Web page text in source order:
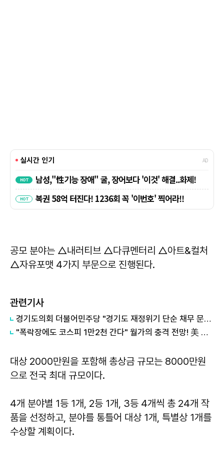
공모 분야는 △내러티브 △다큐멘터리 △아트&컬처
△자유포맷 4가지 부문으로 진행된다.
관련기사
경기도의회 더불어민주당 "경기도 재정위기 단순 채무 문제 아냐"...세수체계 개편 논의
"폭락장에도 코스피 1만2천 간다" 월가의 충격 전망! 美 반도체 15% 관세 폭탄·7조 빚 경기도 세수 전쟁까지
대상 2000만원을 포함해 총상금 규모는 8000만원
으로 전국 최대 규모이다.
4개 분야별 1등 1개, 2등 1개, 3등 4개씩 총 24개 작
품을 선정하고, 분야를 통틀어 대상 1개, 특별상 1개를
수상할 계획이다.